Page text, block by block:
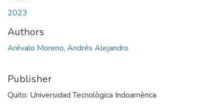
2023
Authors
Arévalo Moreno, Andrés Alejandro
Publisher
Quito: Universidad Tecnològica Indoamèrica